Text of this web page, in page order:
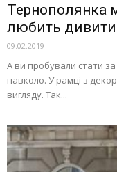
Тернополянка
любить
09.02.2019
А ви пробували стати
навколо. У рамці з
вигляду. Так...